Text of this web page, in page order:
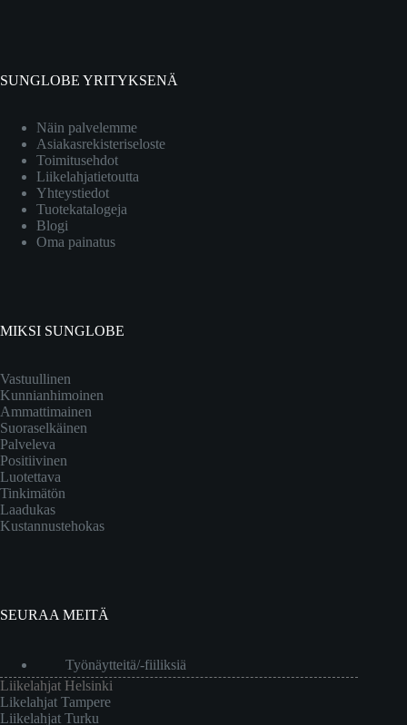
SUNGLOBE YRITYKSENÄ
Näin palvelemme
Asiakasrekisteriseloste
Toimitusehdot
Liikelahjatietoutta
Yhteystiedot
Tuotekatalogeja
Blogi
Oma painatus
MIKSI SUNGLOBE
Vastuullinen
Kunnianhimoinen
Ammattimainen
Suoraselkäinen
Palveleva
Positiivinen
Luotettava
Tinkimätön
Laadukas
Kustannustehokas
SEURAA MEITÄ
Työnäytteitä/-fiiliksiä
Liikelahjat Helsinki
Likelahjat Tampere
Liikelahjat Turku